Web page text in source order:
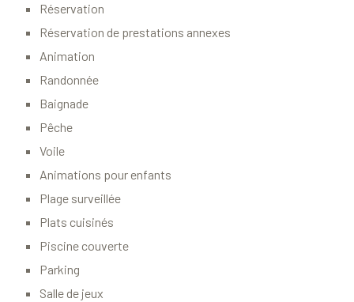
Réservation
Réservation de prestations annexes
Animation
Randonnée
Baignade
Pêche
Voile
Animations pour enfants
Plage surveillée
Plats cuisinés
Piscine couverte
Parking
Salle de jeux